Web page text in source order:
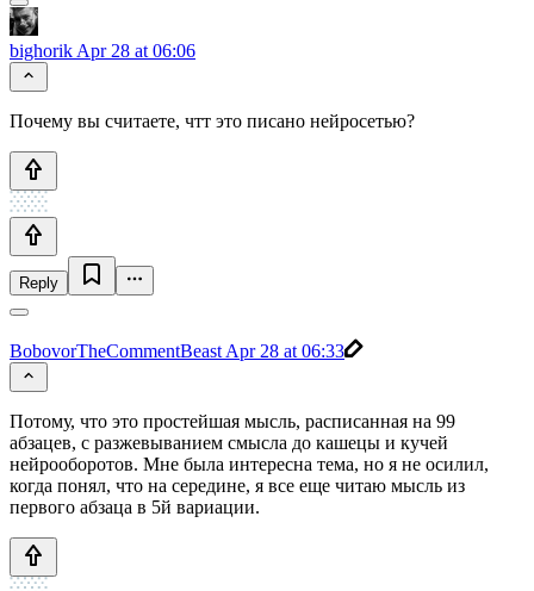
bighorik Apr 28 at 06:06
Почему вы считаете, чтт это писано нейросетью?
Reply
BobovorTheCommentBeast Apr 28 at 06:33
Потому, что это простейшая мысль, расписанная на 99
абзацев, с разжевыванием смысла до кашецы и кучей
нейрооборотов. Мне была интересна тема, но я не осилил,
когда понял, что на середине, я все еще читаю мысль из
первого абзаца в 5й вариации.